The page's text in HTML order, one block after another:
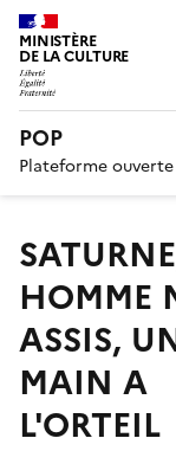
MINISTÈRE
DE LA CULTURE
POP
Plateforme
SATURNE,
HOMME
ASSIS,
MAIN A
L'ORTEIL